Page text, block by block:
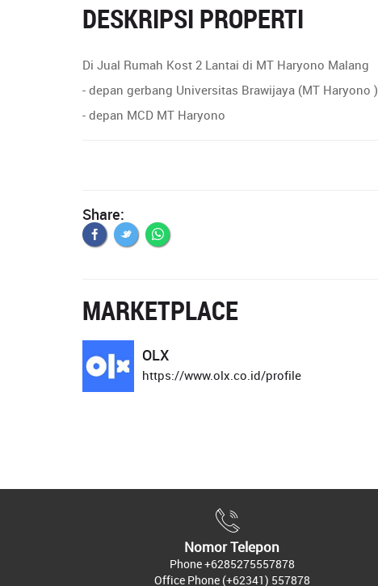
DESKRIPSI PROPERTI
Di Jual Rumah Kost 2 Lantai di MT Haryono Malang
- depan gerbang Universitas Brawijaya (MT Haryono )
- depan MCD MT Haryono
Share:
MARKETPLACE
OLX
https://www.olx.co.id/profile
Nomor Telepon
Phone+6285275557878
Office Phone (+62341) 557878